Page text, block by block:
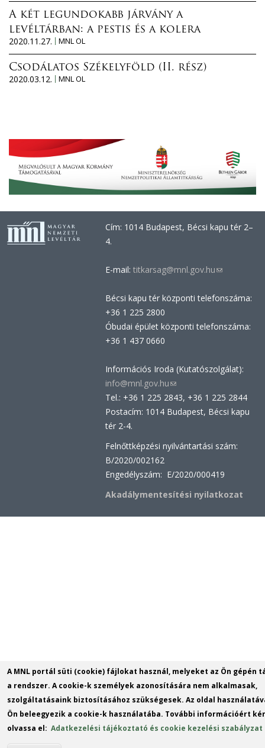
A két legundokabb járvány a
levéltárban: a pestis és a kolera
2020.11.27.
MNL OL
Csodálatos Székelyföld (II. rész)
2020.03.12.
MNL OL
Cím: 1014 Budapest, Bécsi kapu tér 2–
4.
E-mail: titkarsag@mnl.gov.hu(link
e-
Bécsi kapu tér központi telefonszáma:
+36 1 225 2800
Óbudai épület központi telefonszáma:
+36 1 437 0660
Információs Iroda (Kutatószolgálat):
info@mnl.gov.hu(link
sends
e-
Tel.: +36 1 225 2843, +36 1 225 2844
Postacím: 1014 Budapest, Bécsi kapu
tér 2-4.
Felnőttképzési nyilvántartási szám:
B/2020/002162
Engedélyszám: E/2020/000419
Akadálymentesítési nyilatkozat
A MNL portál süti (cookie) fájlokat használ, melyeket az Ön gépén
a rendszer. A cookie-k személyek azonosítására nem alkalmasak,
szolgáltatásaink biztosításához szükségesek. Az oldal
Ön beleegyezik a cookie-k használatába. További információért
olvassa el:Adatkezelési tájékoztató és cookie kezelési szabályzat